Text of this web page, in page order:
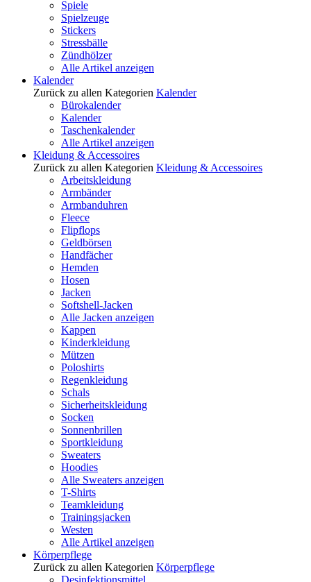
Spiele
Spielzeuge
Stickers
Stressbälle
Zündhölzer
Alle Artikel anzeigen
Kalender
Zurück zu allen Kategorien Kalender
Bürokalender
Kalender
Taschenkalender
Alle Artikel anzeigen
Kleidung & Accessoires
Zurück zu allen Kategorien Kleidung & Accessoires
Arbeitskleidung
Armbänder
Armbanduhren
Fleece
Flipflops
Geldbörsen
Handfächer
Hemden
Hosen
Jacken
Softshell-Jacken
Alle Jacken anzeigen
Kappen
Kinderkleidung
Mützen
Poloshirts
Regenkleidung
Schals
Sicherheitskleidung
Socken
Sonnenbrillen
Sportkleidung
Sweaters
Hoodies
Alle Sweaters anzeigen
T-Shirts
Teamkleidung
Trainingsjacken
Westen
Alle Artikel anzeigen
Körperpflege
Zurück zu allen Kategorien Körperpflege
Desinfektionsmittel